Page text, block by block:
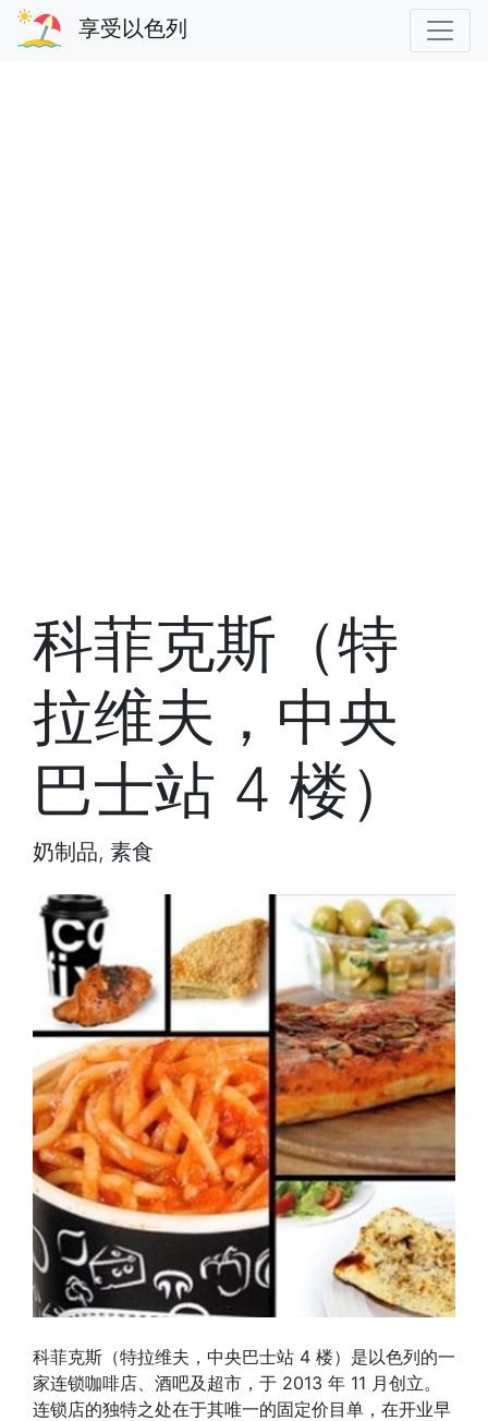
享受以色列
科菲克斯（特
拉维夫，中央
巴士站 4 楼）
奶制品, 素食
科菲克斯（特拉维夫，中央巴士站 4 楼）是以色列的一
家连锁咖啡店、酒吧及超市，于 2013 年 11 月创立。
连锁店的独特之处在于其唯一的固定价目单，在开业早